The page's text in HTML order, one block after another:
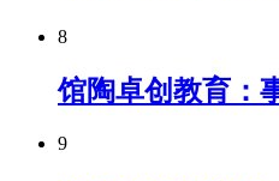
8
馆陶卓创教育：
9